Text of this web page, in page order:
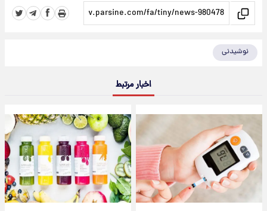
نوشیدنی
اخبار مرتبط